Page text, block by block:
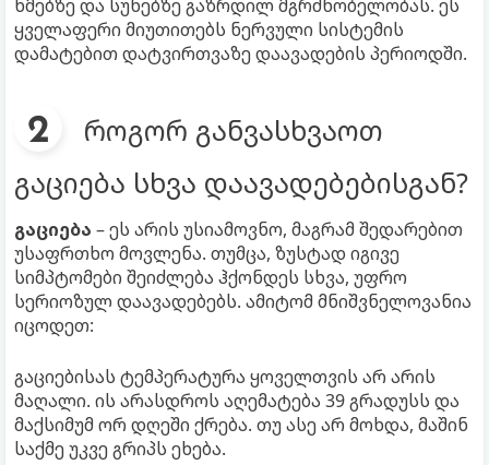
ხმებზე და სუნებზე გაზრდილ მგრძნობელობას. ეს
ყველაფერი მიუთითებს ნერვული სისტემის
დამატებით დატვირთვაზე დაავადების პერიოდში.
როგორ განვასხვაოთ
გაციება სხვა დაავადებებისგან?
გაციება – ეს არის უსიამოვნო, მაგრამ შედარებით
უსაფრთხო მოვლენა. თუმცა, ზუსტად იგივე
სიმპტომები შეიძლება ჰქონდეს სხვა, უფრო
სერიოზულ დაავადებებს. ამიტომ მნიშვნელოვანია
იცოდეთ:
გაციებისას ტემპერატურა ყოველთვის არ არის
მაღალი. ის არასდროს აღემატება 39 გრადუსს და
მაქსიმუმ ორ დღეში ქრება. თუ ასე არ მოხდა, მაშინ
საქმე უკვე გრიპს ეხება.